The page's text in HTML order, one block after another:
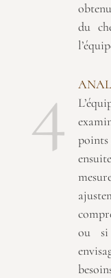
du
4
points
ou si